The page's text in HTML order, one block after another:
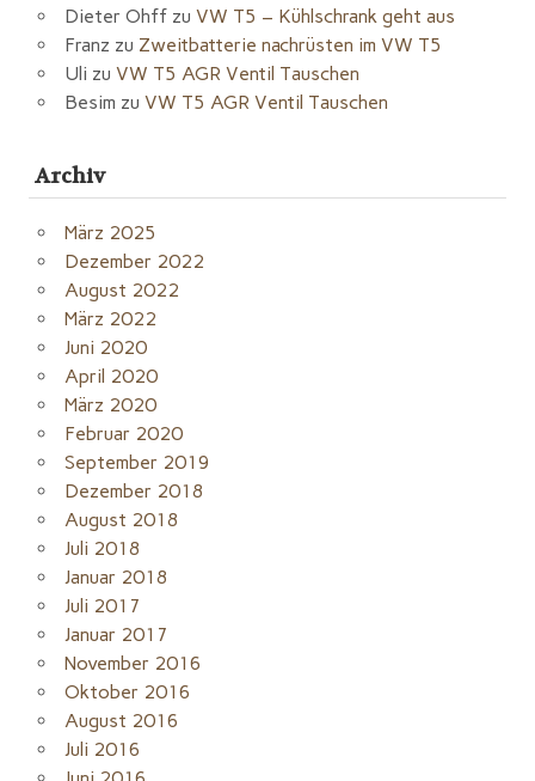
Dieter Ohff zu VW T5 – Kühlschrank geht aus
Franz zu Zweitbatterie nachrüsten im VW T5
Uli zu VW T5 AGR Ventil Tauschen
Besim zu VW T5 AGR Ventil Tauschen
Archiv
März 2025
Dezember 2022
August 2022
März 2022
Juni 2020
April 2020
März 2020
Februar 2020
September 2019
Dezember 2018
August 2018
Juli 2018
Januar 2018
Juli 2017
Januar 2017
November 2016
Oktober 2016
August 2016
Juli 2016